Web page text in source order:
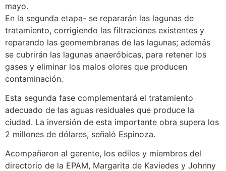
mayo.
En la segunda etapa- se repararán las lagunas de
tratamiento, corrigiendo las filtraciones existentes y
reparando las geomembranas de las lagunas; además
se cubrirán las lagunas anaeróbicas, para retener los
gases y eliminar los malos olores que producen
contaminación.
Esta segunda fase complementará el tratamiento
adecuado de las aguas residuales que produce la
ciudad. La inversión de esta importante obra supera los
2 millones de dólares, señaló Espinoza.
Acompañaron al gerente, los ediles y miembros del
directorio de la EPAM, Margarita de Kaviedes y Johnny